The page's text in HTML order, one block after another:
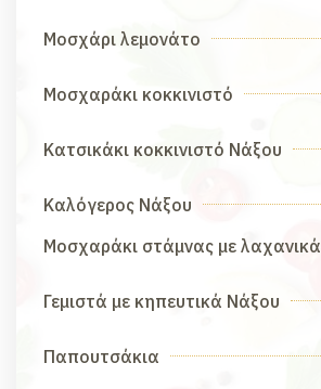
Μοσχάρι λεμονάτο
Μοσχαράκι κοκκινιστό
Κατσικάκι κοκκινιστό Νάξου
Καλόγερος Νάξου
Μοσχαράκι στάμνας με λαχανικά
Γεμιστά με κηπευτικά Νάξου
Παπουτσάκια